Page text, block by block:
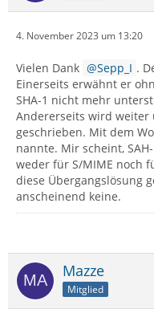
4. November 2023 um 13:20
Vielen Dank Sepp_I .
Einerseits erwähnt er
SHA-1 nicht mehr
Andererseits wird weiter
geschrieben. Mit dem
nannte. Mir scheint,
weder für S/MIME noch
diese Übergangslösung
anscheinend keine.
Mazze
Mitglied